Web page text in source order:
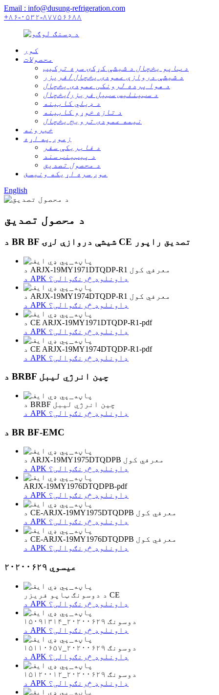
Email : info@dusung-refrigeration.com
+۸۶-۰۵۳۲-۸۷۷۵۶۶۸۸
کور
محصولات
د ټاپو یخچال د شیشې کړکۍ سره ترکیب
د شیشې دروازې عمودی یخچال / فریزر
د هوا پرده لرونکی عمودی یخچال
د سټینلیس سټیل فریزر/یخچال
د ډیلي کابینه
د تازه خوړو کابینه
نیمه عمودی ترویج یخچال
خبرونه
زموږ په اړه
د فابریکې سفر
د پیټینټ سند
د محصول تصدیق
موږ سره اړیکه ونیسئ
English
د محصول تصدیق
د BR BF شیشې دروازې لړۍ CE تصدیق راپور
د ARJX-19MY1971DTQDP-R1 معرفي کول
د APK ډاونلوډ څرنګوالی؟
د ARJX-19MY1974DTQDP-R1 معرفي کول
د APK ډاونلوډ څرنګوالی؟
د CE ARJX-19MY1971DTQDP-R1-pdf
د APK ډاونلوډ څرنګوالی؟
د CE ARJX-19MY1974DTQDP-R1-pdf
د APK ډاونلوډ څرنګوالی؟
د BRBF چین انرژي لیبل
د BRBF چین انرژي لیبل
د APK ډاونلوډ څرنګوالی؟
د BR BF-EMC
د ARJX-19MY1975DTQDPB معرفي کول
د APK ډاونلوډ څرنګوالی؟
ARJX-19MY1976DTQDPB-pdf
د APK ډاونلوډ څرنګوالی؟
د CE-ARJX-19MY1975DTQDPB معرفي کول
د APK ډاونلوډ څرنګوالی؟
د CE-ARJX-19MY1976DTQDPB معرفي کول
د APK ډاونلوډ څرنګوالی؟
عیسوي ۲۰۲۰۰۶۲۹
د دوسونګ ټاپو فریزر CE
د APK ډاونلوډ څرنګوالی؟
دوسونګ ۲۰۲۰۰۶۲۹_۱۵۰۹۱۳۱۴
د APK ډاونلوډ څرنګوالی؟
دوسونګ ۲۰۲۰۰۶۲۹_۱۵۱۱۰۶۵۷
د APK ډاونلوډ څرنګوالی؟
دوسونګ ۲۰۲۰۰۶۲۹_۱۵۱۲۰۰۱۲
د APK ډاونلوډ څرنګوالی؟